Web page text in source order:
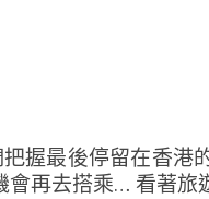
握最後停留在香港
會再去搭乘… 看著旅